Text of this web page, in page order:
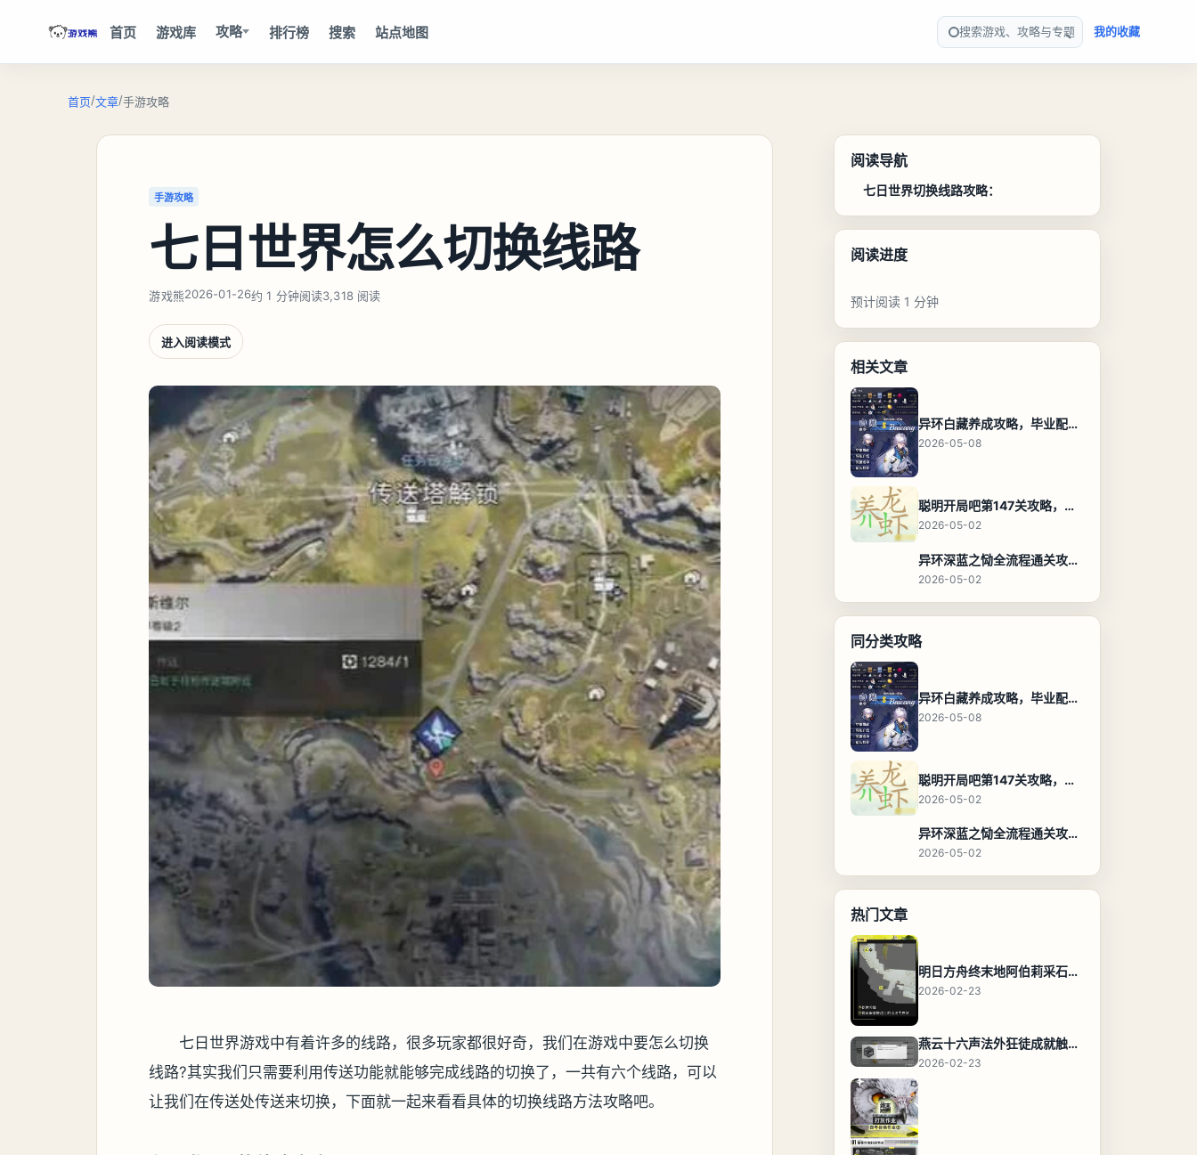
首页 游戏库 攻略 排行榜 搜索 站点地图 搜索游戏、攻略与专题 我的收藏
首页/文章/手游攻略
手游攻略
七日世界怎么切换线路
游戏熊2026-01-26约 1 分钟阅读3,318 阅读
进入阅读模式
七日世界游戏中有着许多的线路，很多玩家都很好奇，我们在游戏中要怎么切换
线路?其实我们只需要利用传送功能就能够完成线路的切换了，一共有六个线路，可以
让我们在传送处传送来切换，下面就一起来看看具体的切换线路方法攻略吧。
阅读导航
七日世界切换线路攻略：
阅读进度
预计阅读 1 分钟
相关文章
异环白藏养成攻略，毕业配装、技能加点与阵容搭配保姆级解析
2026-05-08
聪明开局吧第147关攻略，养龙虾找出27个常用字通关答案
2026-05-02
异环深蓝之恸全流程通关攻略，教程与隐藏奖励
2026-05-02
同分类攻略
异环白藏养成攻略，毕业配装、技能加点与阵容搭配保姆级解析
2026-05-08
聪明开局吧第147关攻略，养龙虾找出27个常用字通关答案
2026-05-02
异环深蓝之恸全流程通关攻略，教程与隐藏奖励
2026-05-02
热门文章
明日方舟终末地阿伯莉采石场宝箱全收集攻略，全点位分布图与路线
2026-02-23
燕云十六声法外狂徒成就触发条件与通关攻略
2026-02-23